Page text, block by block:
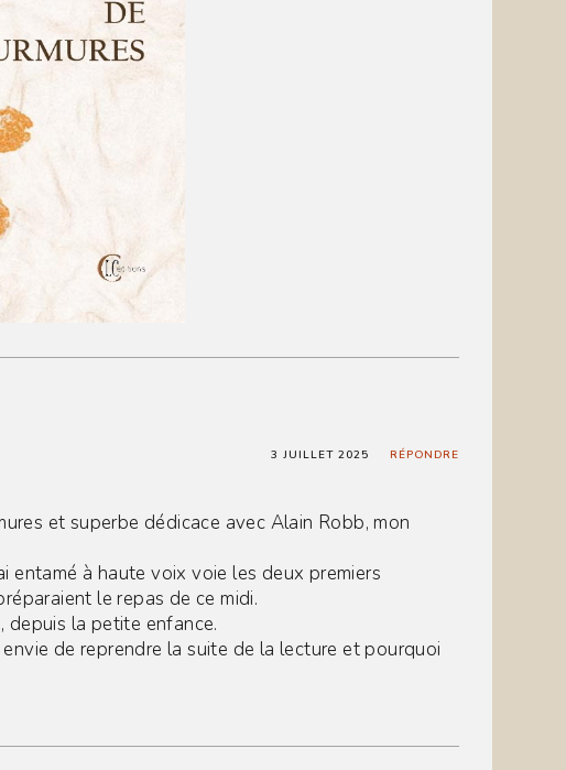
3 JUILLET 2025 RÉPONDRE
et superbe dédicace avec Alain Robb, mon
entamé à haute voix voie les deux premiers
le repas de ce midi.
depuis la petite enfance.
envie de reprendre la suite de la lecture et pourquoi